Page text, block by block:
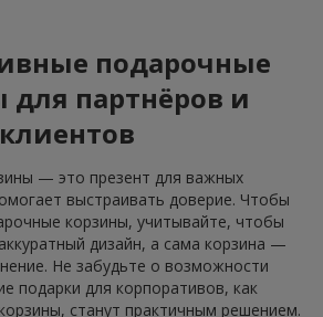
подарочные
для партнёров и
клиентов
— это презент для важных
выстраивать доверие. Чтобы
корзины, учитывайте, чтобы
дизайн, а сама корзина —
Не забудьте о возможности
подарки для корпоративов, как
станут практичным решением.